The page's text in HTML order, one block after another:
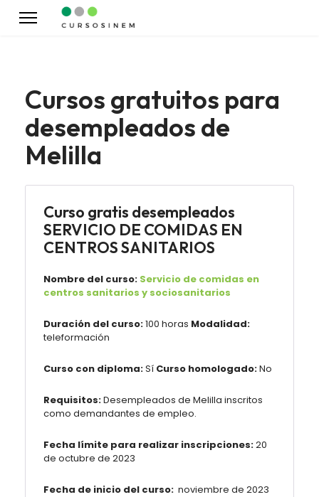
Cursos gratuitos para
desempleados de
Melilla
Curso gratis desempleados
SERVICIO DE COMIDAS EN
CENTROS SANITARIOS
Nombre del curso: Servicio de comidas en
centros sanitarios y sociosanitarios
Duración del curso:100 horas Modalidad:
teleformación
Curso con diploma:Sí Curso homologado:No
Requisitos:Desempleados de Melilla inscritos
como demandantes de empleo.
Fecha límite para realizar inscripciones:20
de octubre de 2023
Fecha de inicio del curso: noviembre de 2023